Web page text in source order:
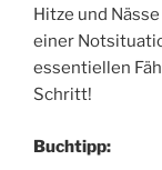
Hitze und
einer
essentiellen
Schritt!
Buchtipp: